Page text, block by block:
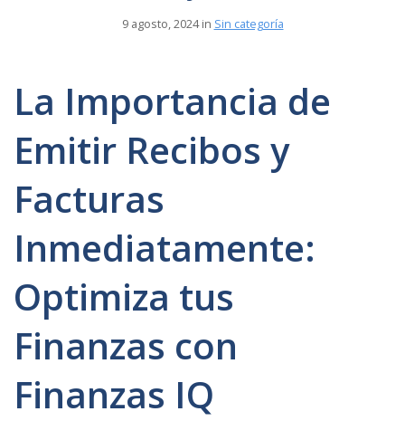
9 agosto, 2024 in Sin categoría
La Importancia de
Emitir Recibos y
Facturas
Inmediatamente:
Optimiza tus
Finanzas con
Finanzas IQ